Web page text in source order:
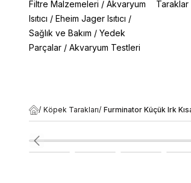
Filtre Malzemeleri / Akvaryum
Isıtıcı / Eheim Jager Isıtıcı /
Sağlık ve Bakım / Yedek
Parçalar / Akvaryum Testleri
Taraklar
/ Köpek Tarakları/ Furminator Küçük Irk